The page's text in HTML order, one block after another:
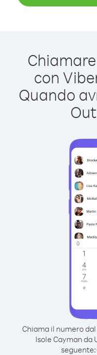
con
Quando
Chiama il numero
Isole Cayman da
seguente: